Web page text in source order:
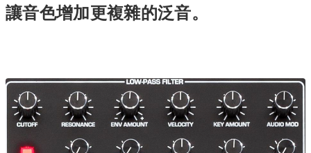
讓音色增加更複雜的泛音。